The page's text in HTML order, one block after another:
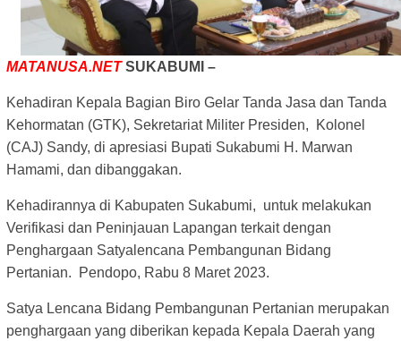
MATANUSA.NETSUKABUMI –
Kehadiran Kepala Bagian Biro Gelar Tanda Jasa dan Tanda
Kehormatan (GTK), Sekretariat Militer Presiden, Kolonel
(CAJ) Sandy, di apresiasi Bupati Sukabumi H. Marwan
Hamami, dan dibanggakan.
Kehadirannya di Kabupaten Sukabumi, untuk melakukan
Verifikasi dan Peninjauan Lapangan terkait dengan
Penghargaan Satyalencana Pembangunan Bidang
Pertanian. Pendopo, Rabu 8 Maret 2023.
Satya Lencana Bidang Pembangunan Pertanian merupakan
penghargaan yang diberikan kepada Kepala Daerah yang